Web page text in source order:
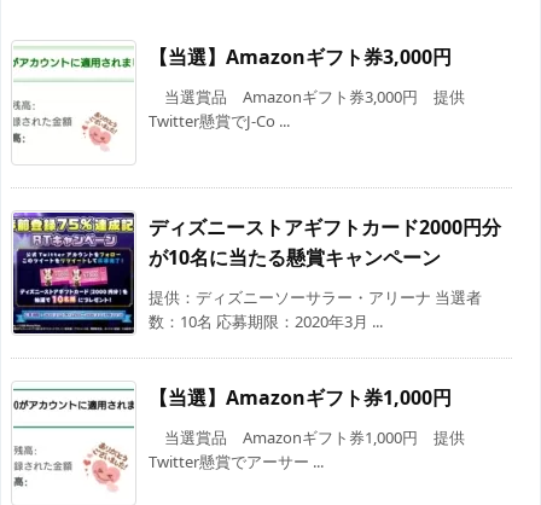
【当選】Amazonギフト券3,000円
当選賞品 Amazonギフト券3,000円 提供
Twitter懸賞でJ-Co ...
ディズニーストアギフトカード2000円分
が10名に当たる懸賞キャンペーン
提供：ディズニーソーサラー・アリーナ 当選者
数：10名 応募期限：2020年3月 ...
【当選】Amazonギフト券1,000円
当選賞品 Amazonギフト券1,000円 提供
Twitter懸賞でアーサー ...